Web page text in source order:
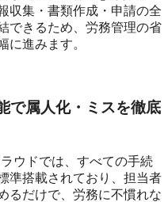
収集・書類作成・申請の全
できるため、労務管理の省
に進みます。
で属人化・ミスを徹底
ウドでは、すべての手続
準搭載されており、担当者
るだけで、労務に不慣れな